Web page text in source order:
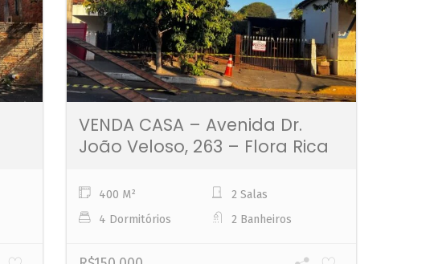
VENDA CASA – Avenida Dr.
João Veloso, 263 – Flora Rica
400 M²
2 Salas
4 Dormitórios
2 Banheiros